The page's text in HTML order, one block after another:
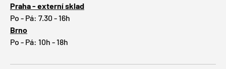
Praha - externí sklad
Po - Pá: 7.30 - 16h
Brno
Po - Pá: 10h - 18h